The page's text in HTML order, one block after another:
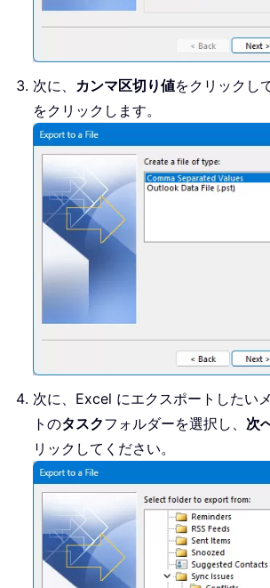
次に、 カンマ区切り値をクリックし
をクリックします。
次に、Excel にエクスポートしたい
トのタスクフォルダーを選択し、 次
リックしてください。